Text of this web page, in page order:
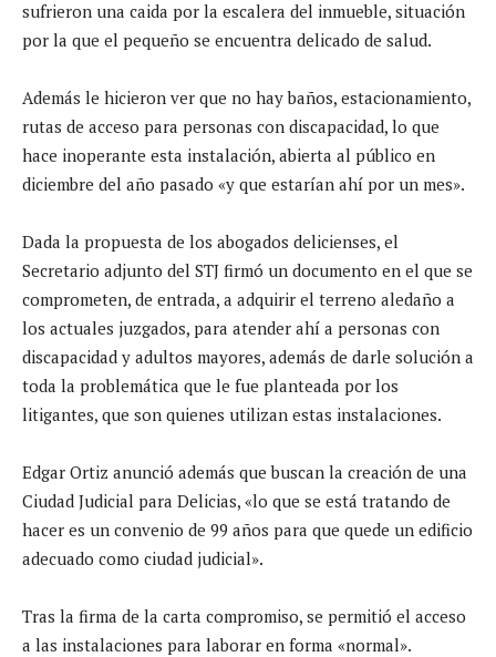
sufrieron una caida por la escalera del inmueble, situación
por la que el pequeño se encuentra delicado de salud.
Además le hicieron ver que no hay baños, estacionamiento,
rutas de acceso para personas con discapacidad, lo que
hace inoperante esta instalación, abierta al público en
diciembre del año pasado «y que estarían ahí por un mes».
Dada la propuesta de los abogados delicienses, el
Secretario adjunto del STJ firmó un documento en el que se
comprometen, de entrada, a adquirir el terreno aledaño a
los actuales juzgados, para atender ahí a personas con
discapacidad y adultos mayores, además de darle solución a
toda la problemática que le fue planteada por los
litigantes, que son quienes utilizan estas instalaciones.
Edgar Ortiz anunció además que buscan la creación de una
Ciudad Judicial para Delicias, «lo que se está tratando de
hacer es un convenio de 99 años para que quede un edificio
adecuado como ciudad judicial».
Tras la firma de la carta compromiso, se permitió el acceso
a las instalaciones para laborar en forma «normal».